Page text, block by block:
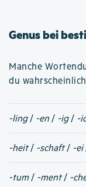
Genus bei
Manche
du
-ling/ -en / -ig/ -
-heit/ -schaft/ -ei
-tum/ -ment/ -